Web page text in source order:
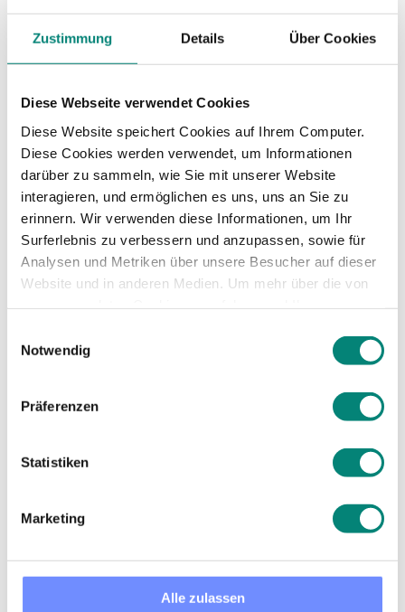
Zustimmung Details Über Cookies
Diese Webseite verwendet Cookies
Diese Website speichert Cookies auf Ihrem Computer.
Diese Cookies werden verwendet, um Informationen
darüber zu sammeln, wie Sie mit unserer Website
interagieren, und ermöglichen es uns, uns an Sie zu
erinnern. Wir verwenden diese Informationen, um Ihr
Surferlebnis zu verbessern und anzupassen, sowie für
Analysen und Metriken über unsere Besucher auf dieser
Website und in anderen Medien. Um mehr über die von
Datenschutzerklärung
Notwendig
Präferenzen
Statistiken
Marketing
Alle zulassen
alle gewünschten Änderungen
vorgenommen werden.
Geschlecht: Angaben zum Geschlecht der
Gehaltsstufe: Für jede Position eine
Gehaltsstufe angeben. Auf diese Weise
lassen sich über den Reiter "Grafiken" die
Prozentsätze der Gehaltsabrechnung für
jede Gehaltsstufe analysieren. Beispiel:
Besoldungsgruppe A: C-Level.
Besoldungsgruppe B: Leiter/in
Besoldungsgruppe C: Manager
Besoldungsgruppe D: Mitarbeiter/in
Abteilung: Abteilungen im Unternehmen
hinzufügen oder bearbeiten.
Mitarbeiterverträge verknüpft sind.
Stadt: Städte hinzufügen oder bearbeiten, mit
Performance Rating: 1 (schlechte Leistung), 2
Leistung).